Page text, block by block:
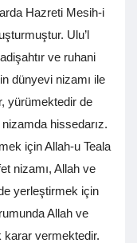
Hazreti Mesih-i
Ulu’l
ve ruhani
dünyevi nizamı ile
yürümektedir de
hissedarız.
için Allah-u Teala
nizamı, Allah ve
yerleştirmek için
Allah ve
karar vermektedir.